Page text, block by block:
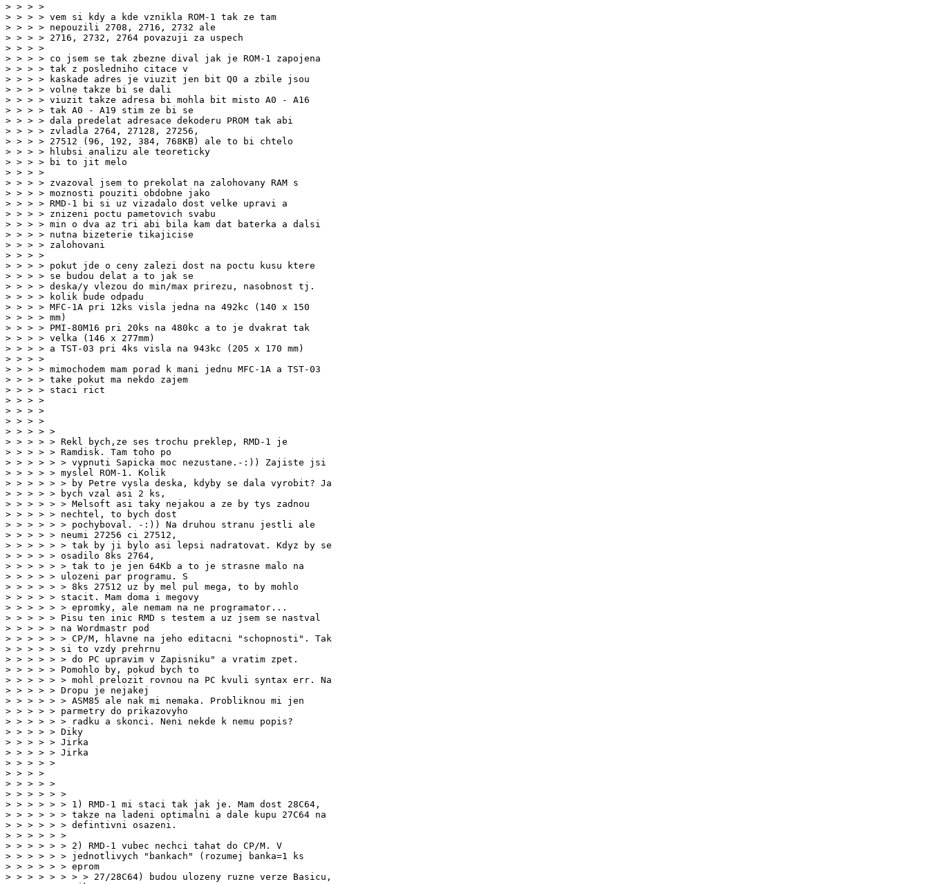
> > > >
> > > > vem si kdy a kde vznikla ROM-1 tak ze tam
> > > > nepouzili 2708, 2716, 2732 ale
> > > > 2716, 2732, 2764 povazuji za uspech
> > > >
> > > > co jsem se tak zbezne dival jak je ROM-1 zapojena
> > > > tak z posledniho citace v
> > > > kaskade adres je viuzit jen bit Q0 a zbile jsou
> > > > volne takze bi se dali
> > > > viuzit takze adresa bi mohla bit misto A0 - A16
> > > > tak A0 - A19 stim ze bi se
> > > > dala predelat adresace dekoderu PROM tak abi
> > > > zvladla 2764, 27128, 27256,
> > > > 27512 (96, 192, 384, 768KB) ale to bi chtelo
> > > > hlubsi analizu ale teoreticky
> > > > bi to jit melo
> > > >
> > > > zvazoval jsem to prekolat na zalohovany RAM s
> > > > moznosti pouziti obdobne jako
> > > > RMD-1 bi si uz vizadalo dost velke upravi a
> > > > znizeni poctu pametovich svabu
> > > > min o dva az tri abi bila kam dat baterka a dalsi
> > > > nutna bizeterie tikajicise
> > > > zalohovani
> > > >
> > > > pokut jde o ceny zalezi dost na poctu kusu ktere
> > > > se budou delat a to jak se
> > > > deska/y vlezou do min/max prirezu, nasobnost tj.
> > > > kolik bude odpadu
> > > > MFC-1A pri 12ks visla jedna na 492kc (140 x 150
> > > > mm)
> > > > PMI-80M16 pri 20ks na 480kc a to je dvakrat tak
> > > > velka (146 x 277mm)
> > > > a TST-03 pri 4ks visla na 943kc (205 x 170 mm)
> > > >
> > > > mimochodem mam porad k mani jednu MFC-1A a TST-03
> > > > take pokut ma nekdo zajem
> > > > staci rict
> > > >
> > > >
> > > > >
> > > > > Rekl bych,ze ses trochu preklep, RMD-1 je
> > > > > Pisu ten inic RMD s testem a uz jsem se nastval
> > > > > Diky
> > > > > Jirka
> > > > > Jirka
> > > > > >
> > > > > > 1) RMD-1 mi staci tak jak je. Mam dost 28C64,
> > > > > > takze na ladeni optimalni a dale kupu 27C64 na
> > > > > > defintivni osazeni.
> > > > > >
> > > > > > 2) RMD-1 vubec nechci tahat do CP/M. V
> > > > > > jednotlivych "bankach" (rozumej banka=1 ks